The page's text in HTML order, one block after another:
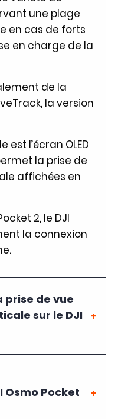
une plage
en cas de forts
en charge de la
de la
la version
l’écran OLED
la prise de
affichées en
2, le DJI
la connexion
prise de vue
sur le DJI
Pocket